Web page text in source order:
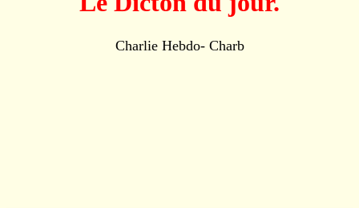
Charlie Hebdo- Charb